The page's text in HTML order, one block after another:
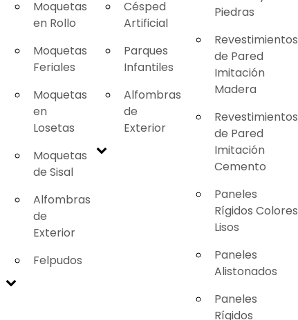
Moquetas
en Rollo
Moquetas
Feriales
Moquetas
en
Losetas
Moquetas
de Sisal
Alfombras
de
Exterior
Felpudos
Césped
Artificial
Parques
Infantiles
Alfombras
de
Exterior
Piedras
Revestimientos
de Pared
Imitación
Madera
Revestimientos
de Pared
Imitación
Cemento
Paneles
Rígidos Colores
Lisos
Paneles
Alistonados
Paneles
Rígidos